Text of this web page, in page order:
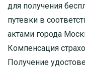
для получения
путевки в
актами города
Компенсация
Получение